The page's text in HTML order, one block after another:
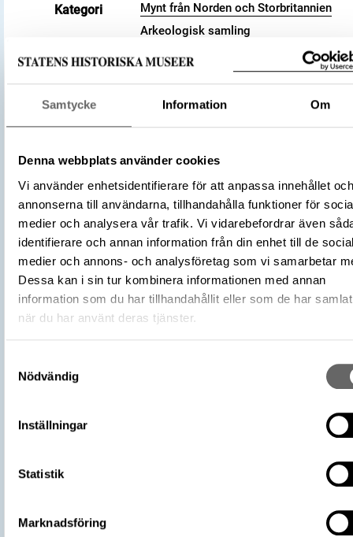
Samtycke Information Om
Denna webbplats använder cookies
Vi använder enhetsidentifierare för att anpassa innehållet och
annonserna till användarna, tillhandahålla funktioner för
medier och analysera vår trafik. Vi vidarebefordrar även
identifierare och annan information från din enhet till de
medier och annons- och analysföretag som vi samarbetar
Dessa kan i sin tur kombinera informationen med annan
information som du har tillhandahållit eller som de har
när du har använt deras tjänster.
Nödvändig
Inställningar
Statistik
Marknadsföring
Kategori
Mynt från Norden och Storbritannien
Arkeologisk samling
Valör
penny
Storlek
Vikt 1.68 g
England
Shaftesbury
Tillverkare
Ethelred II(Myntherre)
God (Myntmästare)
Föremålsnummer
3001756
Litteratur
Anglosachsiska mynt i Svenska
myntkabinettet funna i Sveriges jord,
Förvärvsdatum
Plats: Sigsarve, Fornlämning:
Socken: Hejde socken, Kommun:
kommun, Landskap: Gotland, Land:
Kontextnamn
Utställningar
Vikingarnas värld (start 2021-06-24),